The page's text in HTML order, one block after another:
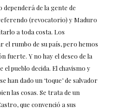
de la gente de
(revocatorio) y Maduro
a toda costa. Los
el rumbo de su país, pero hemos
fuerte. Y no hay el deseo de la
el pueblo decida. El chavismo y
han dado un ‘toque’ de salvador
las cosas. Se trata de un
que convenció a sus